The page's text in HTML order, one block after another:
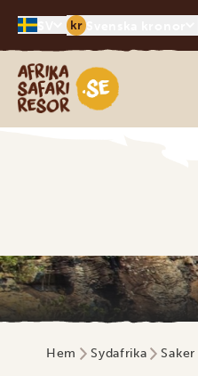
kr
Safari-resor i Afrika
Hem Sydafrika